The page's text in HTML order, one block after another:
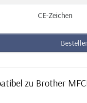
CE-Zeichen
zu Brother